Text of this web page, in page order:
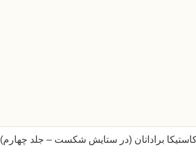
براداتان (در ستایش شکست – جلد چهارم)